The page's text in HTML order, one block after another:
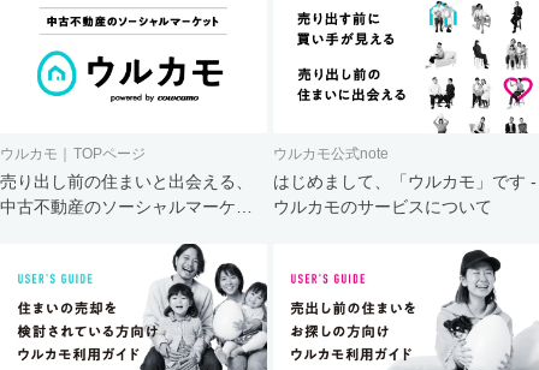
ウルカモ｜TOPページ
売り出し前の住まいと出会える、
中古不動産のソーシャルマーケッ
ウルカモ公式note
はじめまして、「ウルカモ」です -
ウルカモのサービスについて